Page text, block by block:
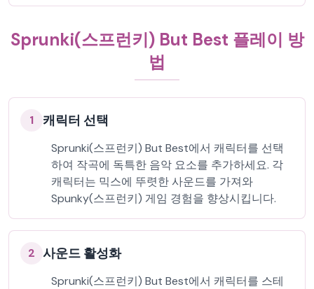
Sprunki(스프런키) But Best 플레이 방
법
1 캐릭터 선택
Sprunki(스프런키) But Best에서 캐릭터를 선택
하여 작곡에 독특한 음악 요소를 추가하세요. 각
캐릭터는 믹스에 뚜렷한 사운드를 가져와
Spunky(스프런키) 게임 경험을 향상시킵니다.
2 사운드 활성화
Sprunki(스프런키) But Best에서 캐릭터를 스테